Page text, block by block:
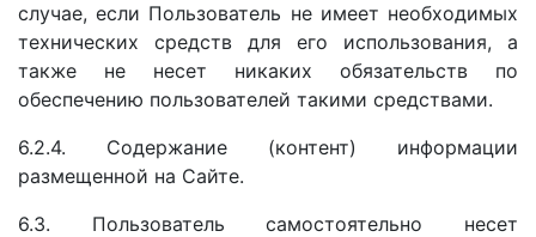
случае, если Пользователь не имеет необходимых
технических средств для его использования, а
также не несет никаких обязательств по
обеспечению пользователей такими средствами.
6.2.4. Содержание (контент) информации
размещенной на Сайте.
6.3. Пользователь самостоятельно несет